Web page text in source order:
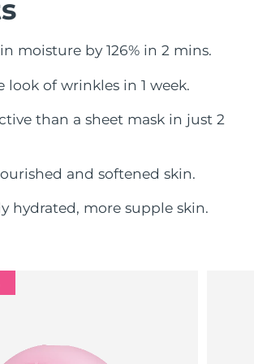
moisture by 126% in 2 mins.
look of wrinkles in 1 week.
than a sheet mask in just 2
and softened skin.
hydrated, more supple skin.